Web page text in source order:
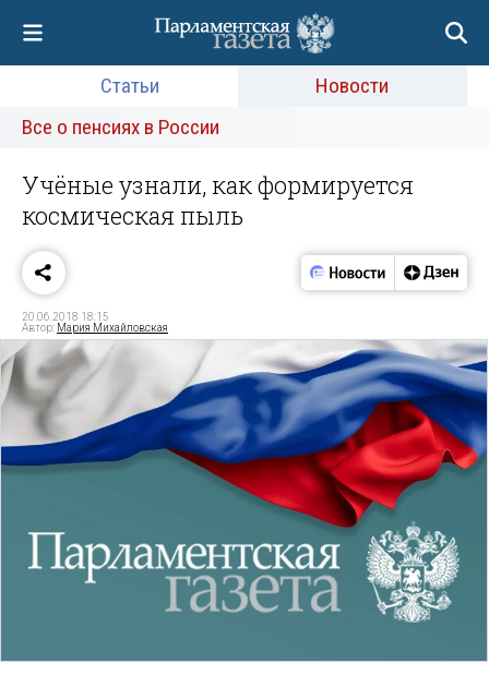
Статьи
Новости
Все о пенсиях в России
Учёные узнали, как формируется
космическая пыль
20.06.2018 18:15
Автор: Мария Михайловская